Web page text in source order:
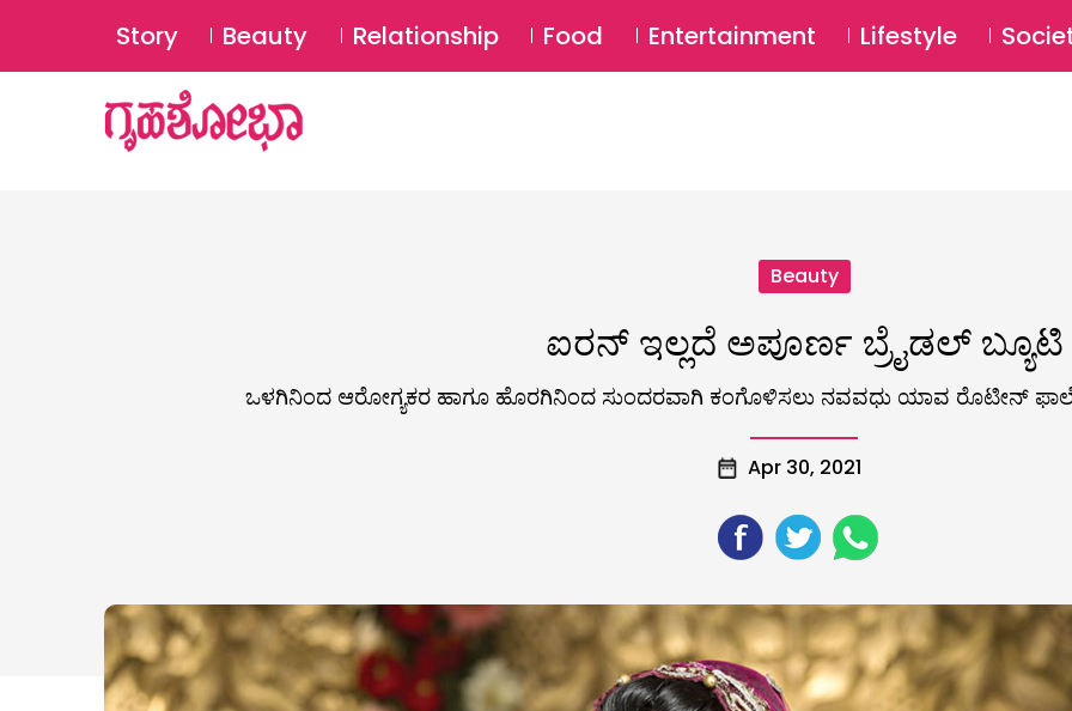
Story Beauty Relationship Food Entertainment Lifestyle
Beauty
ಐರನ್‌ ಇಲ್ಲದೆ ಅಪೂರ್ಣ ಬ್ರೈಡಲ್ ಬ್ಯೂಟಿ
ಒಳಗಿನಿಂದ ಆರೋಗ್ಯಕರ ಹಾಗೂ ಹೊರಗಿನಿಂದ ಸುಂದರವಾಗಿ ಕಂಗೊಳಿಸಲು ನವವಧು ಯಾವ ರೊಟೀನ್‌
Apr 30, 2021